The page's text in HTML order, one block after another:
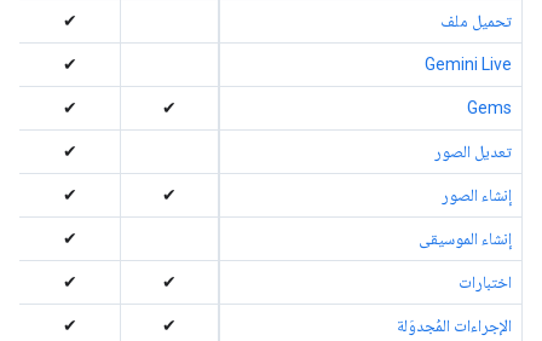
تحميل ملف ✔
Gemini Live
✔
Gems
✔
✔
تعديل الصور ✔
إنشاء الصور ✔
✔
إنشاء الموسيقى ✔
اختبارات ✔
✔
الإجراءات المُجدوَلة ✔
✔